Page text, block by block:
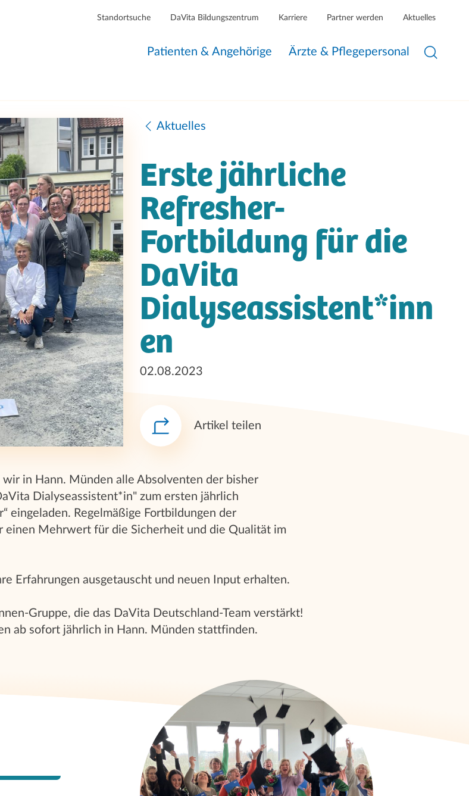
Standortsuche DaVita Bildungszentrum Karriere Partner werden Aktuelles
Patienten & Angehörige Ärzte & Pflegepersonal
Aktuelles
Erste jährliche
Refresher-
Fortbildung für die
DaVita
Dialyseassistent*inn
en
02.08.2023
Artikel teilen
in Hann. Münden alle Absolventen der bisher
Dialyseassistent*in" zum ersten jährlich
eingeladen. Regelmäßige Fortbildungen der
einen Mehrwert für die Sicherheit und die Qualität im
Erfahrungen ausgetauscht und neuen Input erhalten.
Gruppe, die das DaVita Deutschland-Team verstärkt!
ab sofort jährlich in Hann. Münden stattfinden.